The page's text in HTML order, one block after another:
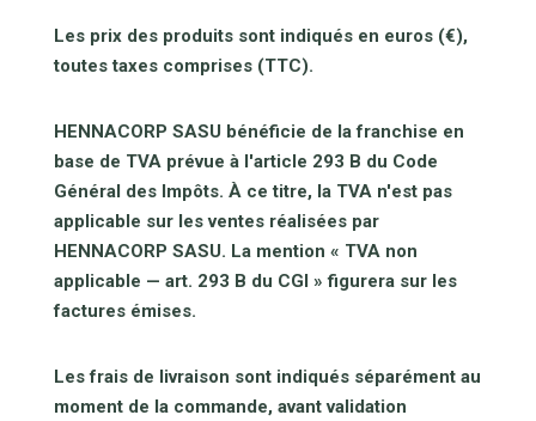
Les prix des produits sont indiqués en euros (€),
toutes taxes comprises (TTC).
HENNACORP SASU bénéficie de la franchise en
base de TVA prévue à l'article 293 B du Code
Général des Impôts. À ce titre, la TVA n'est pas
applicable sur les ventes réalisées par
HENNACORP SASU. La mention « TVA non
applicable — art. 293 B du CGI » figurera sur les
factures émises.
Les frais de livraison sont indiqués séparément au
moment de la commande, avant validation